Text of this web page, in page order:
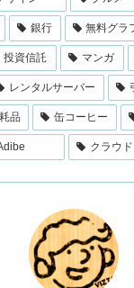
銀行 無料グラ
投資信託 マンガ
レンタルサーバー
品 缶コーヒー
クラウド